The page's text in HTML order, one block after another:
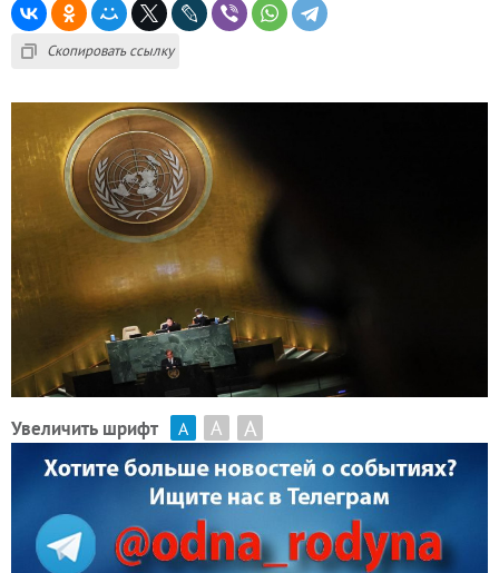
Скопировать ссылку
Увеличить шрифт А А А